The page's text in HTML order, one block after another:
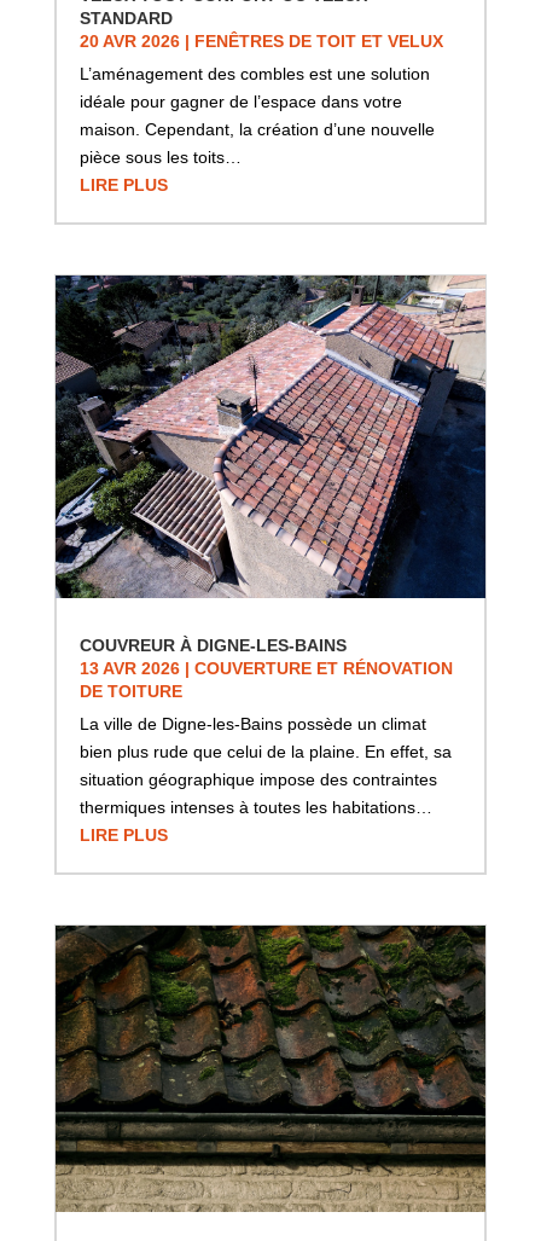
STANDARD
20 AVR 2026| FENÊTRES DE TOIT ET VELUX
L’aménagement des combles est une solution
idéale pour gagner de l’espace dans votre
maison. Cependant, la création d’une nouvelle
pièce sous les toits…
LIRE PLUS
COUVREUR À DIGNE-LES-BAINS
13 AVR 2026| COUVERTURE ET RÉNOVATION
DE TOITURE
La ville de Digne-les-Bains possède un climat
bien plus rude que celui de la plaine. En effet, sa
situation géographique impose des contraintes
thermiques intenses à toutes les habitations…
LIRE PLUS